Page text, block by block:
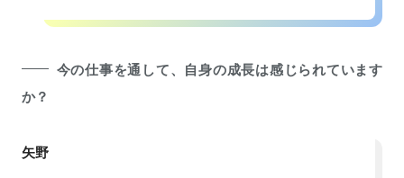
今の仕事を通して、自身の成長は感じられています
か？
矢野